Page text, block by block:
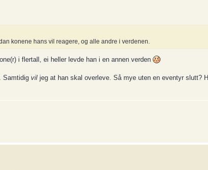
konene hans vil reagere, og alle andre i verdenen.
i flertall, ei heller levde han i en annen verden
Samtidig vil jeg at han skal overleve. Så mye uten en eventyr slutt?